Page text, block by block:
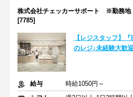
株式会社チェッカーサポート ※勤務地
[7785]
【レジスタッフ】
のレジ♪未経験大歓
給与
時給1050円～